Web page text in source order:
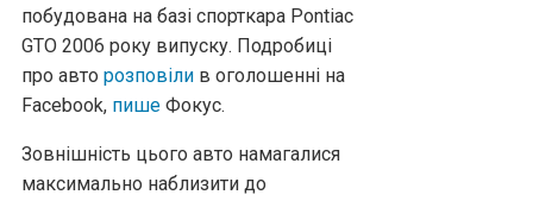
побудована на базі спорткара Pontiac
GTO 2006 року випуску. Подробиці
про авто розповіли в оголошенні на
Facebook, пише Фокус.
Зовнішність цього авто намагалися
максимально наблизити до